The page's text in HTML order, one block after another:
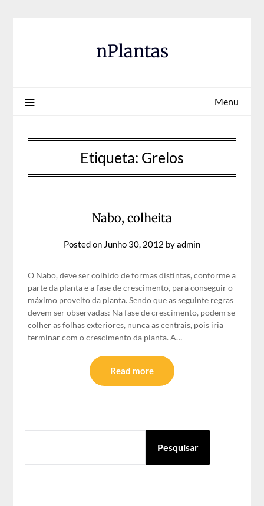
nPlantas
Menu
Etiqueta: Grelos
Nabo, colheita
Posted on Junho 30, 2012 byadmin
O Nabo, deve ser colhido de formas distintas, conforme a
parte da planta e a fase de crescimento, para conseguir o
máximo proveito da planta. Sendo que as seguinte regras
devem ser observadas: Na fase de crescimento, podem se
colher as folhas exteriores, nunca as centrais, pois iria
terminar com o crescimento da planta. A…
Read more
Pesquisar